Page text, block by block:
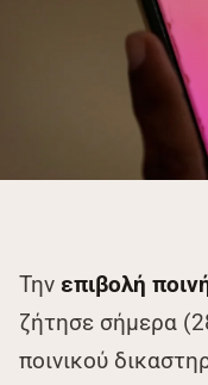
Την επιβολή
ζήτησε σήμερα
ποινικού